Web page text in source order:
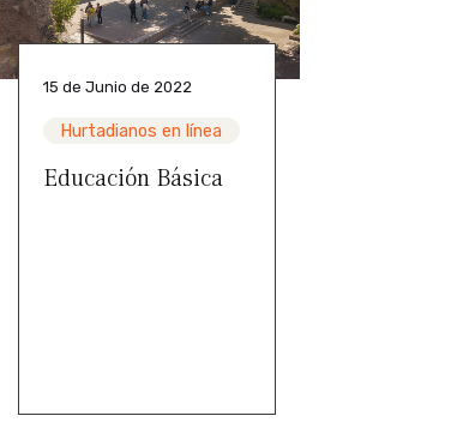
15 de Junio de 2022
Hurtadianos en línea
Educación Básica